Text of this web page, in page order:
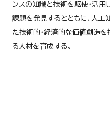
ンスの知識と技術を駆使・活用
課題を発見するとともに、人工
た技術的・経済的な価値創造
る人材を育成する。